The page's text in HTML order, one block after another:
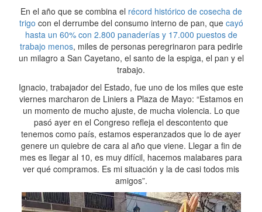
En el año que se combina el récord histórico de cosecha de
trigo con el derrumbe del consumo interno de pan, que cayó
hasta un 60% con 2.800 panaderías y 17.000 puestos de
trabajo menos, miles de personas peregrinaron para pedirle
un milagro a San Cayetano, el santo de la espiga, el pan y el
trabajo.
Ignacio, trabajador del Estado, fue uno de los miles que este
viernes marcharon de Liniers a Plaza de Mayo: “Estamos en
un momento de mucho ajuste, de mucha violencia. Lo que
pasó ayer en el Congreso refleja el descontento que
tenemos como país, estamos esperanzados que lo de ayer
genere un quiebre de cara al año que viene. Llegar a fin de
mes es llegar al 10, es muy difícil, hacemos malabares para
ver qué compramos. Es mi situación y la de casi todos mis
amigos”.